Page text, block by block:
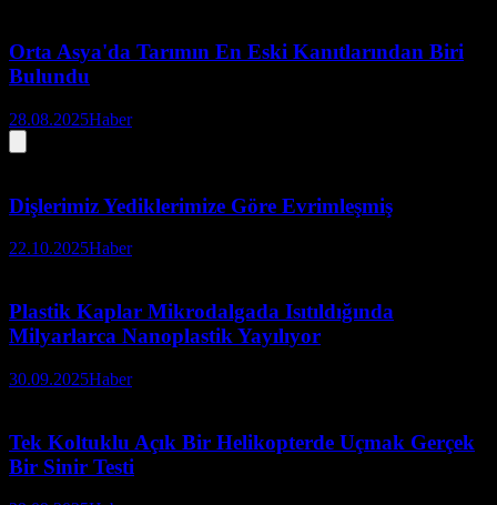
Orta Asya'da Tarımın En Eski Kanıtlarından Biri
Bulundu
28.08.2025Haber
Dişlerimiz Yediklerimize Göre Evrimleşmiş
22.10.2025Haber
Plastik Kaplar Mikrodalgada Isıtıldığında
Milyarlarca Nanoplastik Yayılıyor
30.09.2025Haber
Tek Koltuklu Açık Bir Helikopterde Uçmak Gerçek
Bir Sinir Testi